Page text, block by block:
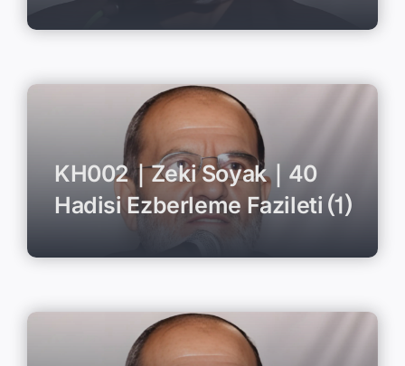
KH002｜Zeki Soyak｜40
Hadisi Ezberleme Fazileti ⑴